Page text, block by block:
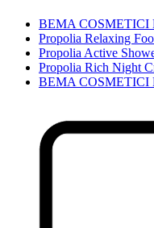
BEMA COSMETICI
Propolia Relaxing
Propolia Active
Propolia Rich Night
BEMA COSMETICI